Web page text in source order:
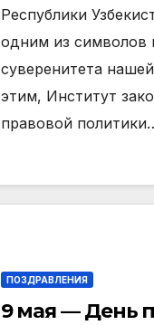
Республики
одним из символов
суверенитета
этим, Институт
правовой
ПОЗДРАВЛЕНИЯ
9 мая — День